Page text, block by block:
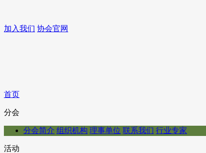
加入我们 协会官网
首页
分会
分会简介 组织机构 理事单位 联系我们 行业专家
活动